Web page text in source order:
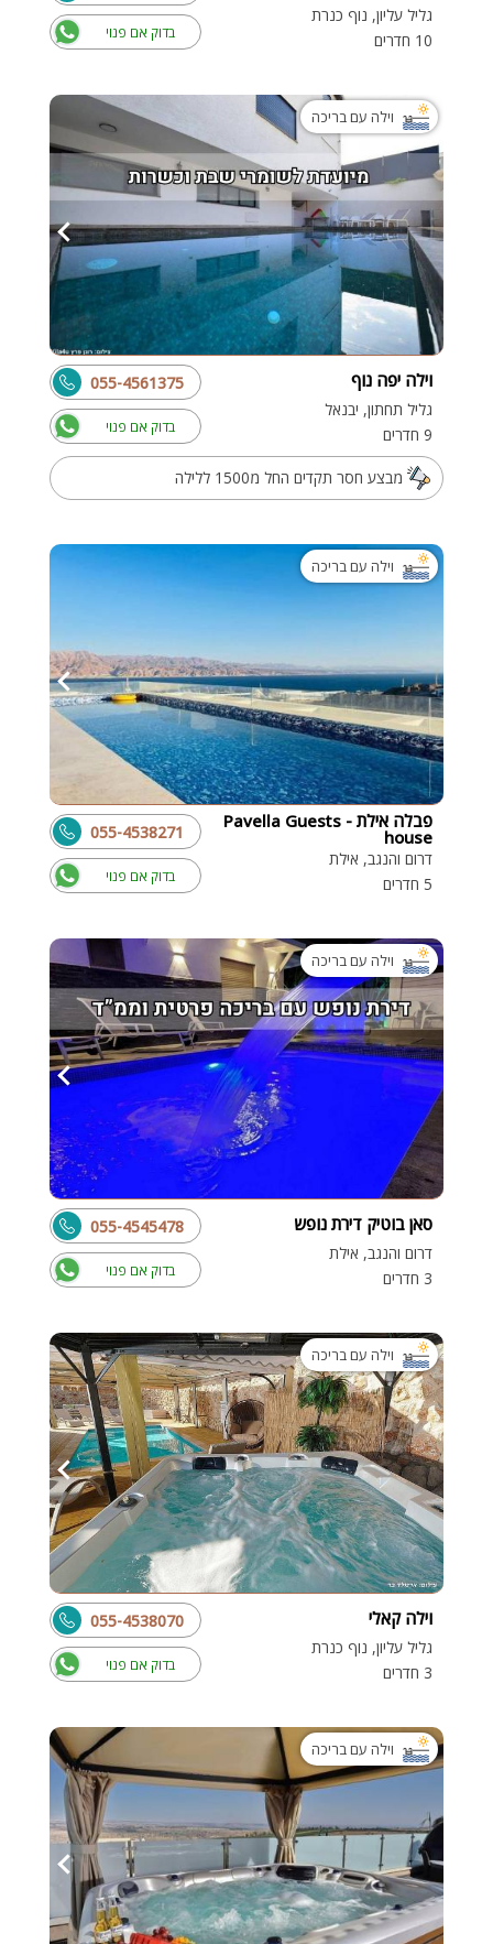
גליל עליון, נוף כנרת
10 חדרים
בדוק אם פנוי
וילה עם בריכה
וילה יפה נוף
גליל תחתון, יבנאל
9 חדרים
בדוק אם פנוי
055-4561375
מבצע חסר תקדים החל מ1500 ללילה
וילה עם בריכה
פבלה אילת - Pavella Guests
house
דרום והנגב, אילת
5 חדרים
בדוק אם פנוי
055-4538271
וילה עם בריכה
סאן בוטיק דירת נופש
דרום והנגב, אילת
3 חדרים
בדוק אם פנוי
055-4545478
וילה עם בריכה
וילה קאלי
גליל עליון, נוף כנרת
3 חדרים
בדוק אם פנוי
055-4538070
וילה עם בריכה